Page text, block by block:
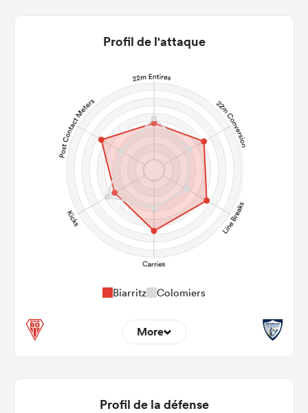
Profil de l'attaque
Biarritz Colomiers
More
22m Conversion
Profil de la défense